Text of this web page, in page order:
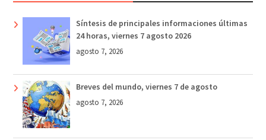
Síntesis de principales informaciones últimas
24 horas, viernes 7 agosto 2026
agosto 7, 2026
Breves del mundo, viernes 7 de agosto
agosto 7, 2026